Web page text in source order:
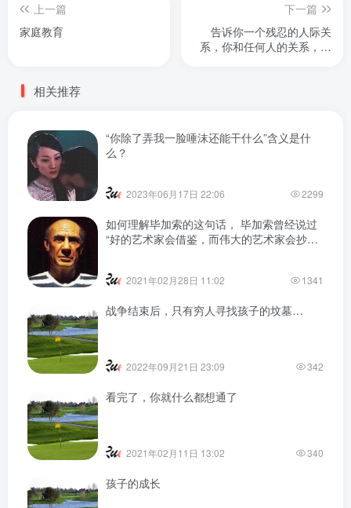
上一篇
家庭教育
下一篇
告诉你一个残忍的人际关
系，你和任何人的关系，其
相关推荐
“你除了弄我一脸唾沫还能干什么”含义是什
么？
2023年06月17日 22:06 2299
如何理解毕加索的这句话， 毕加索曾经说过
“好的艺术家会借鉴，而伟大的艺术家会抄
2021年02月28日 11:02 1341
战争结束后，只有穷人寻找孩子的坟墓…
2022年09月21日 23:09 342
看完了，你就什么都想通了
2021年02月11日 13:02 340
孩子的成长